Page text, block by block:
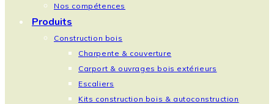
Nos compétences
Produits
Construction bois
Charpente & couverture
Carport & ouvrages bois extérieurs
Escaliers
Kits construction bois & autoconstruction